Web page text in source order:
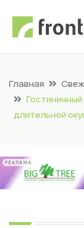
Главная
длительной
РЕКЛАМА